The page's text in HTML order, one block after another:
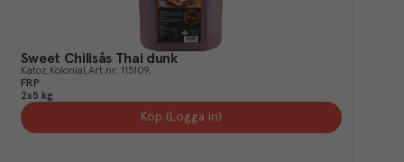
Sweet Chilisås Thai dunk
Katoz Kolonial Art.nr. 115109
FRP
2x5 kg
Köp (Logga in)